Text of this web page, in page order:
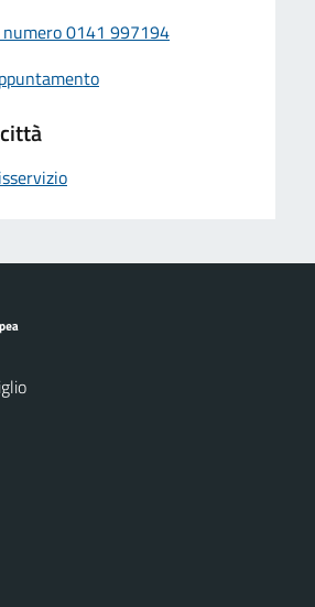
numero 0141 997194